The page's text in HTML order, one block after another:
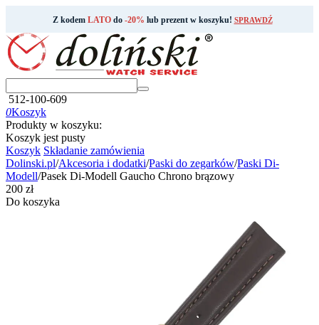
Z kodem LATOdo -20% lub prezent w koszyku! SPRAWDŹ
512-100-609
0Koszyk
Produkty w koszyku:
Koszyk jest pusty
Koszyk Składanie zamówienia
Dolinski.pl/Akcesoria i dodatki/Paski do zegarków/Paski Di-
Modell/Pasek Di-Modell Gaucho Chrono brązowy
‍200‍ zł
Do koszyka